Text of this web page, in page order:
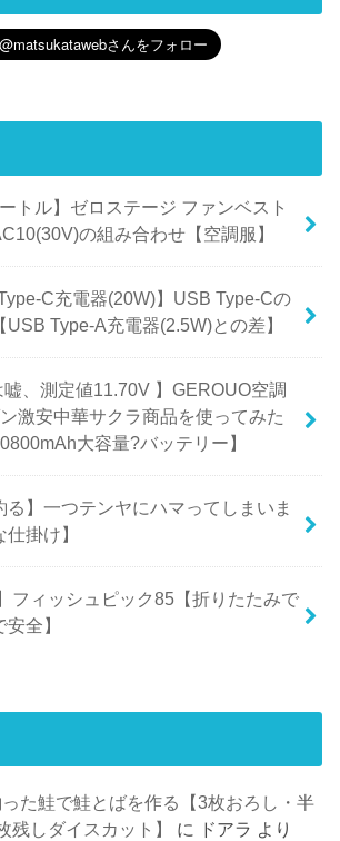
トル】ゼロステージ ファンベスト
の組み合わせ【空調服】
C充電器(20W)】USB Type-Cの
Type-A充電器(2.5W)との差】
嘘、測定値11.70V 】GEROUO空調
激安中華サクラ商品を使ってみた
大容量?バッテリー】
る】一つテンヤにハマってしまいま
掛け】
フィッシュピック85【折りたたみで
全】
った鮭で鮭とばを作る【3枚おろし・半
残しダイスカット】
に ドアラ より